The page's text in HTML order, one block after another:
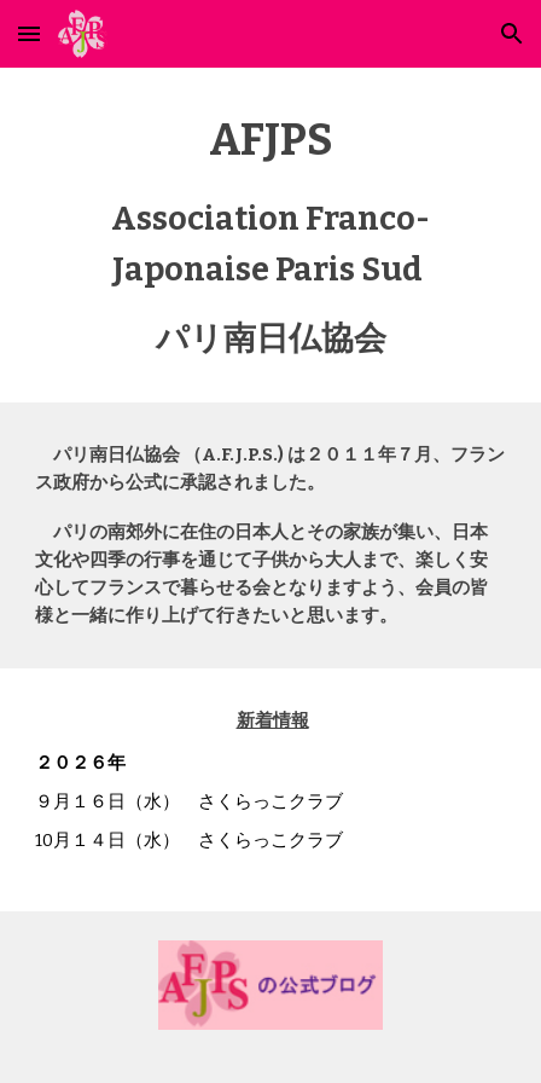
Skip to main content Skip to navigation
AFJPS
Association Franco-
Japonaise Paris Sud
パリ南日仏協会
パリ南日仏協会 （A.F.J.P.S.) は２０１１年７月、フラン
ス政府から公式に承認されました。
パリの南郊外に在住の日本人とその家族が集い、日本
文化や四季の行事を通じて子供から大人まで、楽しく安
心してフランスで暮らせる会となりますよう、会員の皆
様と一緒に作り上げて行きたいと思います。
新着情報
２０２ ６年
９月１６日（水） さくらっこクラブ
10月１４日（水） さくらっこクラブ